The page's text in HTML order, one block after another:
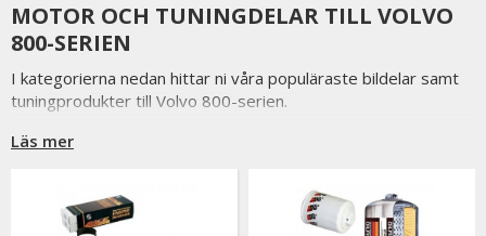
MOTOR OCH TUNINGDELAR TILL VOLVO
800-SERIEN
I kategorierna nedan hittar ni våra populäraste bildelar samt
tuningprodukter till Volvo 800-serien.
Är det ni undrar över eller saknar i vårt sortiment är ni
Inne på valfri produktsidan hittar ni ett formulär för att enkelt
ställa en fråga.
Läs mer